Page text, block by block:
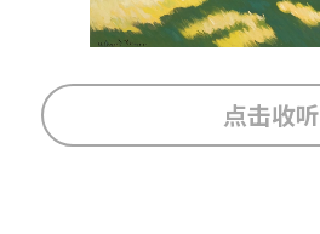
点击收听